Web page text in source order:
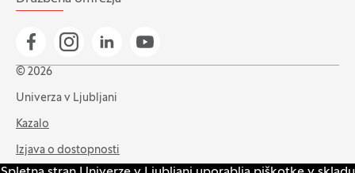
Pojdi na našo Facebook stran
Pojdi na našo Instagram stran
Pojdi na Linkedin stran
Pojdi na YouTube stran
© 2026
Univerza v Ljubljani
Kazalo
Izjava o dostopnosti